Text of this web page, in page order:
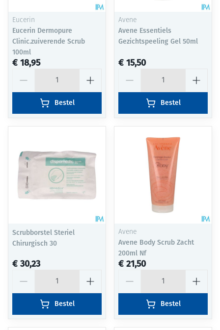
Eucerin
Eucerin Dermopure
Clinic.zuiverende Scrub
100ml
€ 18,95
Bestel
Avene
Avene Essentiels
Gezichtspeeling Gel 50ml
€ 15,50
Bestel
Scrubborstel Steriel
Chirurgisch 30
€ 30,23
Bestel
Avene
Avene Body Scrub Zacht
200ml Nf
€ 21,50
Bestel